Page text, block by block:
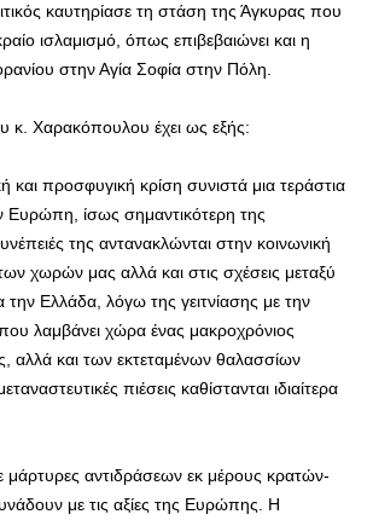
καυτηρίασε τη στάση της Άγκυρας που
ισλαμισμό, όπως επιβεβαιώνει και η
στην Αγία Σοφία στην Πόλη.
κ. Χαρακόπουλου έχει ως εξής:
και προσφυγική κρίση συνιστά μια τεράστια
Ευρώπη, ίσως σημαντικότερη της
της αντανακλώνται στην κοινωνική
χωρών μας αλλά και στις σχέσεις μεταξύ
την Ελλάδα, λόγω της γειτνίασης με την
λαμβάνει χώρα ένας μακροχρόνιος
αλλά και των εκτεταμένων θαλασσίων
πιέσεις καθίστανται ιδιαίτερα
μάρτυρες αντιδράσεων εκ μέρους κρατών-
με τις αξίες της Ευρώπης. Η